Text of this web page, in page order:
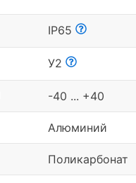
IP65
У2
-40 ... +40
Алюминий
Поликарбонат